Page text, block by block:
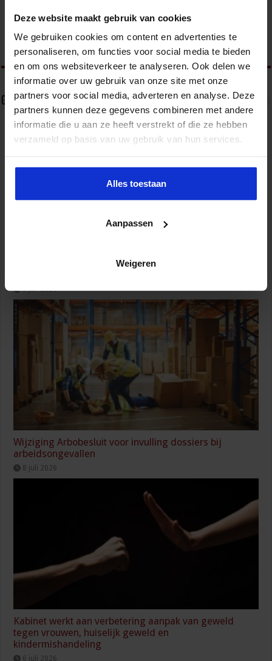
Deze website maakt gebruik van cookies
We gebruiken cookies om content en advertenties te
personaliseren, om functies voor social media te bieden
en om ons websiteverkeer te analyseren. Ook delen we
informatie over uw gebruik van onze site met onze
partners voor social media, adverteren en analyse. Deze
partners kunnen deze gegevens combineren met andere
informatie die u aan ze heeft verstrekt of die ze hebben
verzameld op basis van uw gebruik van hun services.
Alles toestaan
Aanpassen
Weigeren
organiseert jaarlijks zo’n 200 opleidingen en
congressen over o.a. onderwijs, veiligheid, milieu
& RO, zorg, bouw & infra en overheid.
Gerelateerde Artikelen
Partijen maken afspraken over betere hulp en
9 juli 2026
Wijziging Arbobesluit voor invulling dossiers bij
arbeidsongevallen
8 juli 2026
Kabinet werkt aan verbetering aanpak van geweld
tegen vrouwen, huiselijk geweld en
kindermishandeling
6 juli 2026